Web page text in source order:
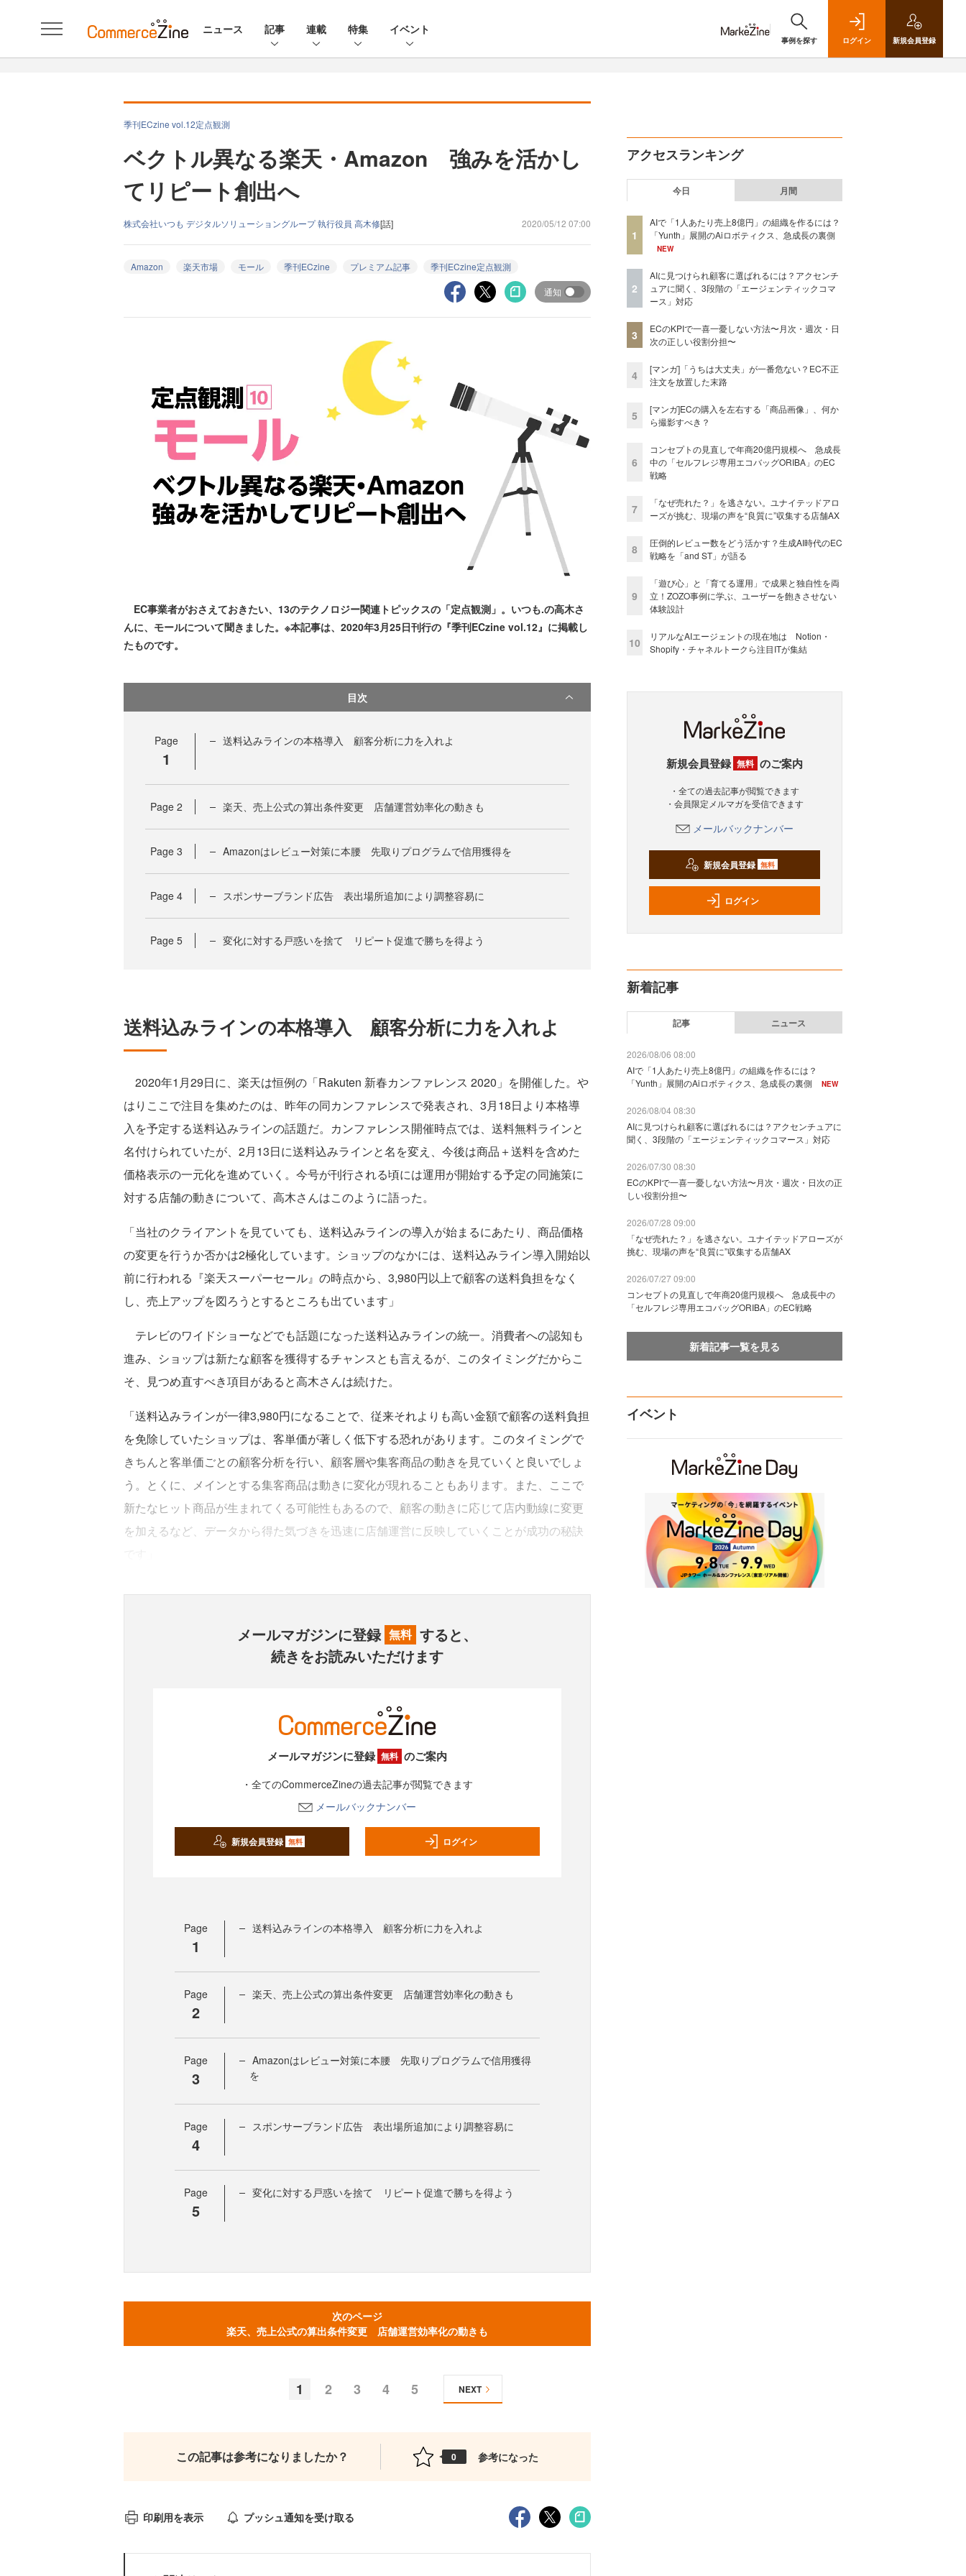
ニュース 記事 連載 特集 イベント
事例を探す ログイン 新規会員登録
季刊ECzine vol.12定点観測
ベクトル異なる楽天・Amazon 強みを活かし
てリピート創出へ
株式会社いつも デジタルソリューショングループ 執行役員 高木修[話] 2020/05/12 07:00
Amazon 楽天市場 モール 季刊ECzine プレミアム記事 季刊ECzine定点観測
通知
EC事業者がおさえておきたい、13のテクノロジー関連トピックスの「定点観測」。いつも.の高木さ
んに、モールについて聞きました。※本記事は、2020年3月25日刊行の『季刊ECzine vol.12』に掲載し
たものです。
目次
Page
1
送料込みラインの本格導入 顧客分析に力を入れよ
Page 2 楽天、売上公式の算出条件変更 店舗運営効率化の動きも
Page 3 Amazonはレビュー対策に本腰 先取りプログラムで信用獲得を
Page 4 スポンサーブランド広告 表出場所追加により調整容易に
Page 5 変化に対する戸惑いを捨て リピート促進で勝ちを得よう
送料込みラインの本格導入 顧客分析に力を入れよ
2020年1月29日に、楽天は恒例の「Rakuten 新春カンファレンス 2020」を開催した。や
はりここで注目を集めたのは、昨年の同カンファレンスで発表され、3月18日より本格導
入を予定する送料込みラインの話題だ。カンファレンス開催時点では、送料無料ラインと
名付けられていたが、2月13日に送料込みラインと名を変え、今後は商品＋送料を含めた
価格表示の一元化を進めていく。今号が刊行される頃には運用が開始する予定の同施策に
対する店舗の動きについて、高木さんはこのように語った。
「当社のクライアントを見ていても、送料込みラインの導入が始まるにあたり、商品価格
の変更を行うか否かは2極化しています。ショップのなかには、送料込みライン導入開始以
前に行われる『楽天スーパーセール』の時点から、3,980円以上で顧客の送料負担をなく
し、売上アップを図ろうとするところも出ています」
テレビのワイドショーなどでも話題になった送料込みラインの統一。消費者への認知も
進み、ショップは新たな顧客を獲得するチャンスとも言えるが、このタイミングだからこ
そ、見つめ直すべき項目があると高木さんは続けた。
「送料込みラインが一律3,980円になることで、従来それよりも高い金額で顧客の送料負担
を免除していたショップは、客単価が著しく低下する恐れがあります。このタイミングで
きちんと客単価ごとの顧客分析を行い、顧客層や集客商品の動きを見ていくと良いでしょ
う。とくに、メインとする集客商品は動きに変化が現れることもあります。また、ここで
新たなヒット商品が生まれてくる可能性もあるので、顧客の動きに応じて店内動線に変更
を加えるなど、データから得た気づきを迅速に店舗運営に反映していくことが成功の秘訣
メールマガジンに登録 無料 すると、
続きをお読みいただけます
メールマガジンに登録 無料 のご案内
・全てのCommerceZineの過去記事が閲覧できます
メールバックナンバー
新規会員登録 無料 ログイン
Page
1
送料込みラインの本格導入 顧客分析に力を入れよ
Page
2
楽天、売上公式の算出条件変更 店舗運営効率化の動きも
Page
3
Amazonはレビュー対策に本腰 先取りプログラムで信用獲得
を
Page
4
スポンサーブランド広告 表出場所追加により調整容易に
Page
5
変化に対する戸惑いを捨て リピート促進で勝ちを得よう
次のページ
楽天、売上公式の算出条件変更 店舗運営効率化の動きも
1 2 3 4 5 NEXT
この記事は参考になりましたか？ 0 参考になった
印刷用を表示 プッシュ通知を受け取る
アクセスランキング
今日 月間
1
AIで「1人あたり売上8億円」の組織を作るには？
「Yunth」展開のAiロボティクス、急成長の裏側
NEW
2
AIに見つけられ顧客に選ばれるには？アクセンチ
ュアに聞く、3段階の「エージェンティックコマ
ース」対応
3
ECのKPIで一喜一憂しない方法〜月次・週次・日
次の正しい役割分担〜
4
[マンガ]「うちは大丈夫」が一番危ない？EC不正
注文を放置した末路
5
[マンガ]ECの購入を左右する「商品画像」、何か
ら撮影すべき？
6
コンセプトの見直しで年商20億円規模へ 急成長
中の「セルフレジ専用エコバッグORIBA」のEC
戦略
7
「なぜ売れた？」を逃さない。ユナイテッドアロ
ーズが挑む、現場の声を“良質に”収集する店舗AX
8
圧倒的レビュー数をどう活かす？生成AI時代のEC
戦略を「and ST」が語る
9
「遊び心」と「育てる運用」で成果と独自性を両
立！ZOZO事例に学ぶ、ユーザーを飽きさせない
体験設計
10
リアルなAIエージェントの現在地は Notion・
Shopify・チャネルトークら注目ITが集結
新規会員登録 無料 のご案内
・全ての過去記事が閲覧できます
・会員限定メルマガを受信できます
メールバックナンバー
新規会員登録 無料
ログイン
新着記事
記事 ニュース
2026/08/06 08:00
AIで「1人あたり売上8億円」の組織を作るには？
「Yunth」展開のAiロボティクス、急成長の裏側
NEW
2026/08/04 08:30
AIに見つけられ顧客に選ばれるには？アクセンチュアに
聞く、3段階の「エージェンティックコマース」対応
2026/07/30 08:30
ECのKPIで一喜一憂しない方法〜月次・週次・日次の正
しい役割分担〜
2026/07/28 09:00
「なぜ売れた？」を逃さない。ユナイテッドアローズが
挑む、現場の声を“良質に”収集する店舗AX
2026/07/27 09:00
コンセプトの見直しで年商20億円規模へ 急成長中の
「セルフレジ専用エコバッグORIBA」のEC戦略
新着記事一覧を見る
イベント